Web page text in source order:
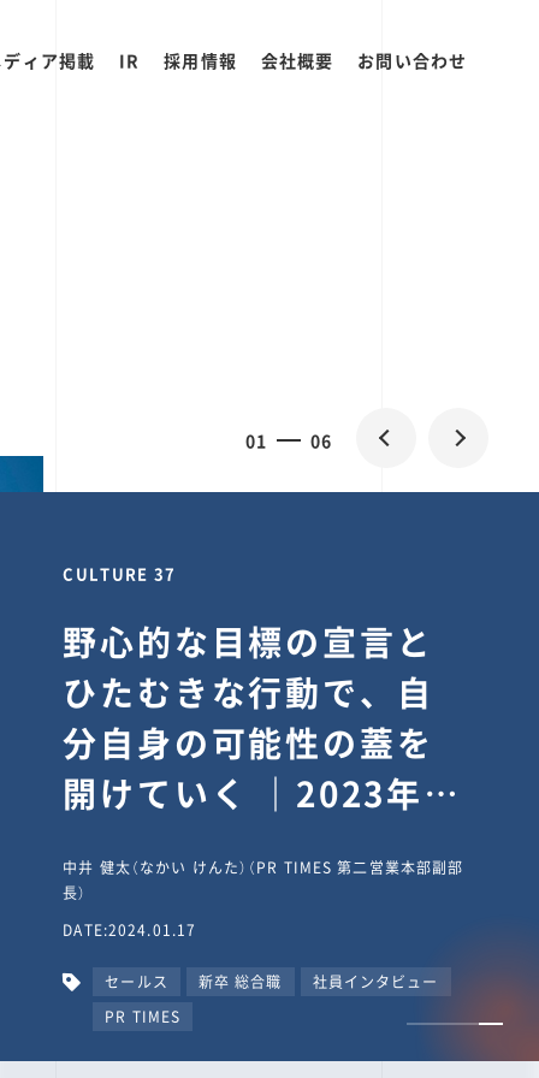
ィア掲載 IR 採用情報 会社概要 お問い合わせ
01 06